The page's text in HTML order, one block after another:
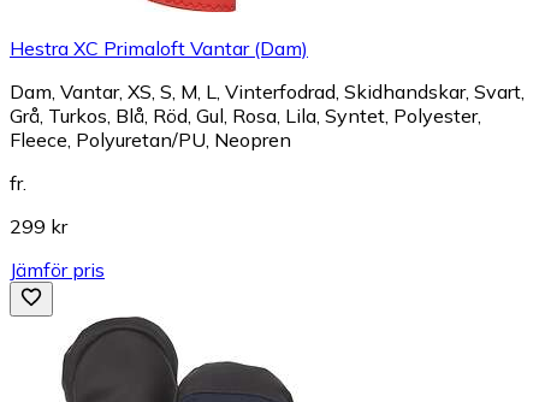
Hestra XC Primaloft Vantar (Dam)
Dam, Vantar, XS, S, M, L, Vinterfodrad, Skidhandskar, Svart,
Grå, Turkos, Blå, Röd, Gul, Rosa, Lila, Syntet, Polyester,
Fleece, Polyuretan/PU, Neopren
fr.
299 kr
Jämför pris